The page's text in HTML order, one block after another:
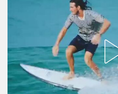
יוקר המחיה
גאווה